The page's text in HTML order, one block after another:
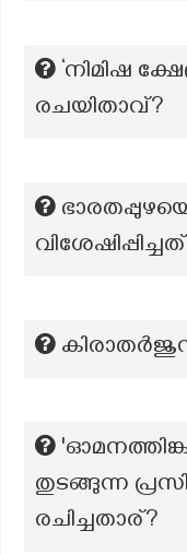
‘നിമിഷ
രചയിതാവ്?
തുടങ്ങുന്ന
രചിച്ചതാര്?